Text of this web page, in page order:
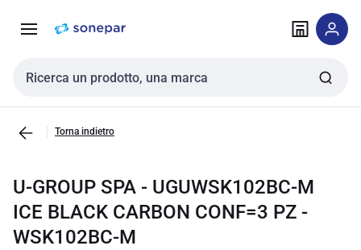
navigazione alla
Cerca input
Torna indietro
U-GROUP SPA - UGUWSK102BC-M
ICE BLACK CARBON CONF=3 PZ -
WSK102BC-M